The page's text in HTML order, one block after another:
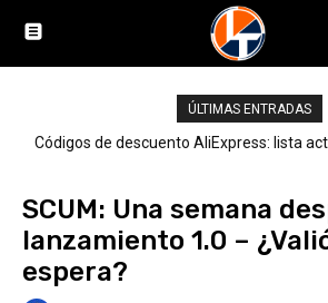
ÚLTIMAS ENTRADAS
Códigos de descuento AliExpress: lista
SCUM: Una semana
lanzamiento 1.0 –
espera?